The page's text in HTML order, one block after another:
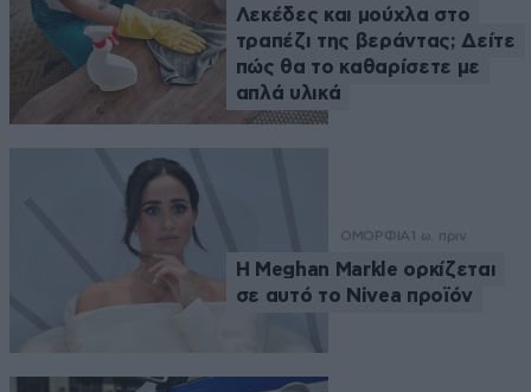
Λεκέδες και μούχλα στο
τραπέζι της βεράντας; Δείτε
πώς θα το καθαρίσετε με
απλά υλικά
ΟΜΟΡΦΙΑ 1 ω. πριν
Η Meghan Markle ορκίζεται
σε αυτό το Nivea προϊόν